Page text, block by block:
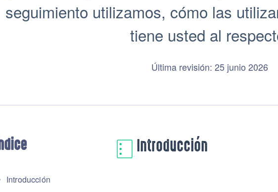
seguimiento utilizamos, cómo las
tiene usted al
Última revisión: 25 junio 2026
Introducción
Introducción